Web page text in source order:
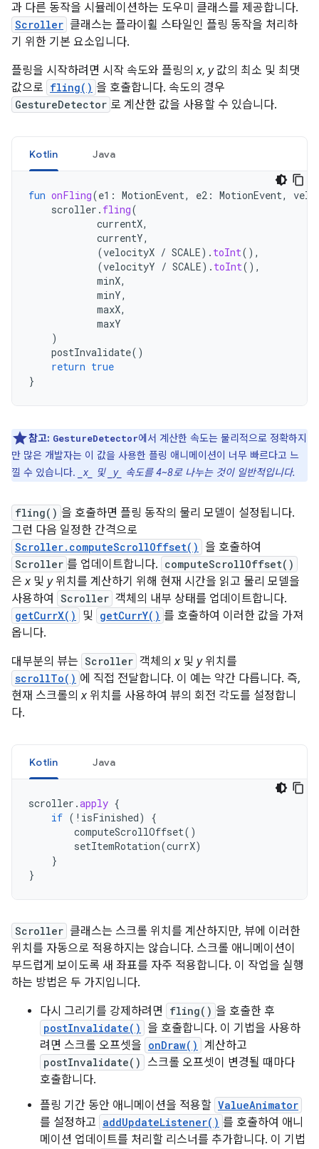
과 다른 동작을 시뮬레이션하는 도우미 클래스를 제공합니다.
Scroller 클래스는 플라이휠 스타일인 플링 동작을 처리하
기 위한 기본 요소입니다.
플링을 시작하려면 시작 속도와 플링의x, y값의 최소 및 최댓
값으로 fling() 을 호출합니다. 속도의 경우
GestureDetector 로 계산한 값을 사용할 수 있습니다.
Kotlin Java
fun onFling(e1 : MotionEvent, e2 : MotionEvent,
scroller . fling(
currentX,
currentY,
(velocityX / SCALE). toInt(),
(velocityY / SCALE). toInt(),
minX,
minY,
maxX,
maxY
)
postInvalidate()
return true
}
참고: GestureDetector에서 계산한 속도는 물리적으로 정확하지
만 많은 개발자는 이 값을 사용한 플링 애니메이션이 너무 빠르다고 느
낄 수 있습니다.
_x_ 및 _y_ 속도를 4~8로 나누는 것이 일반적입니다.
fling() 을 호출하면 플링 동작의 물리 모델이 설정됩니다.
그런 다음 일정한 간격으로
Scroller.computeScrollOffset() 을 호출하여
Scroller 를 업데이트합니다. computeScrollOffset()
은x 및 y위치를 계산하기 위해 현재 시간을 읽고 물리 모델을
사용하여
Scroller 객체의 내부 상태를 업데이트합니다.
getCurrX() 및 getCurrY() 를 호출하여 이러한 값을 가져
옵니다.
대부분의 뷰는 Scroller 객체의x 및 y위치를
scrollTo() 에 직접 전달합니다. 이 예는 약간 다릅니다. 즉,
현재 스크롤의x 위치를 사용하여 뷰의 회전 각도를 설정합니
다.
Kotlin Java
scroller .apply {
if ( ! isFinished)
{
computeScrollOffset()
setItemRotation(currX)
}
}
Scroller 클래스는 스크롤 위치를 계산하지만, 뷰에 이러한
위치를 자동으로 적용하지는 않습니다. 스크롤 애니메이션이
부드럽게 보이도록 새 좌표를 자주 적용합니다. 이 작업을 실행
하는 방법은 두 가지입니다.
다시 그리기를 강제하려면
fling() 을 호출한 후
postInvalidate()
을 호출합니다. 이 기법을 사용하
려면 스크롤 오프셋을 onDraw() 계산하고
postInvalidate() 스크롤 오프셋이 변경될 때마다
호출합니다.
플링 기간 동안 애니메이션을 적용할 ValueAnimator
를 설정하고 addUpdateListener() 를 호출하여 애니
메이션 업데이트를 처리할 리스너를 추가합니다. 이 기법